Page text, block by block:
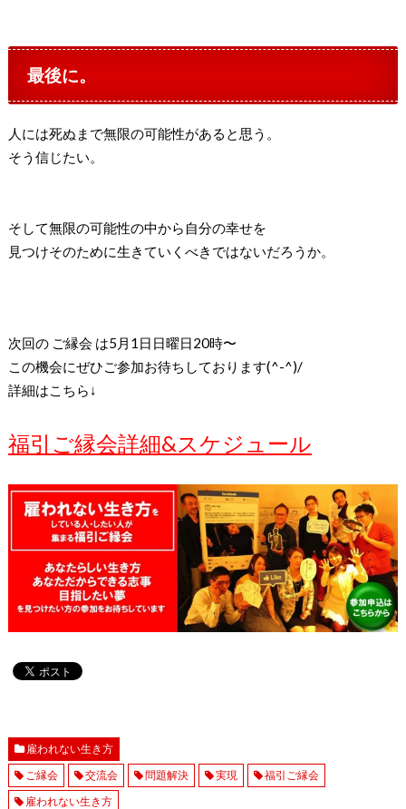
最後に。
人には死ぬまで無限の可能性があると思う。
そう信じたい。
そして無限の可能性の中から自分の幸せを
見つけそのために生きていくべきではないだろうか。
次回の ご縁会 は5月1日日曜日20時〜
この機会にぜひご参加お待ちしております(^-^)/
詳細はこちら↓
福引ご縁会詳細&スケジュール
雇われない生き方
ご縁会
交流会 問題解決 実現
福引ご縁会
雇われない生き方